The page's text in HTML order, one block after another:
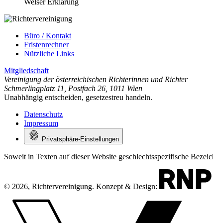
Welser Erklärung
Büro / Kontakt
Fristenrechner
Nützliche Links
Mitgliedschaft
Vereinigung der österreichischen Richterinnen und Richter
Schmerlingplatz 11
Postfach 26 1011 Wien
Unabhängig entscheiden, gesetzestreu handeln.
Datenschutz
Impressum
Privatsphäre-Einstellungen
Soweit in Texten auf dieser Website geschlechtsspezifische
© 2026, Richtervereinigung. Konzept & Design: